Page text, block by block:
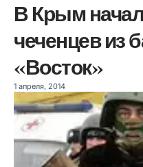
В Крым
чеченцев из
«Восток»
1 апреля, 2014